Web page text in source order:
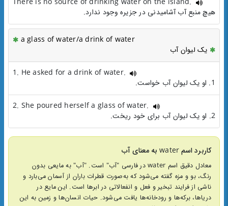
There is no source of drinking water on the island.
هیچ منبع آب آشامیدنی در جزیره وجود ندارد.
a glass of water/a drink of water
یک لیوان آب
1. He asked for a drink of water.
1. او یک لیوان آب خواست.
2. She poured herself a glass of water.
2. او یک لیوان آب برای خود ریخت.
کاربرد اسم water به معنای آب
معادل دقیق اسم water در فارسی "آب" است. "آب" به مایعی بدون
رنگ، بو و مزه گفته می‌شود که به‌صورت قطرات باران از آسمان می‌بارد و
ناشی از فرایند تبخیر و فعل و انفعالاتی در ابرها است. این مایع در
دریاها، برکه‌ها و رودخانه‌ها یافت می‌شود. حیات انسان‌ها و زمین به این